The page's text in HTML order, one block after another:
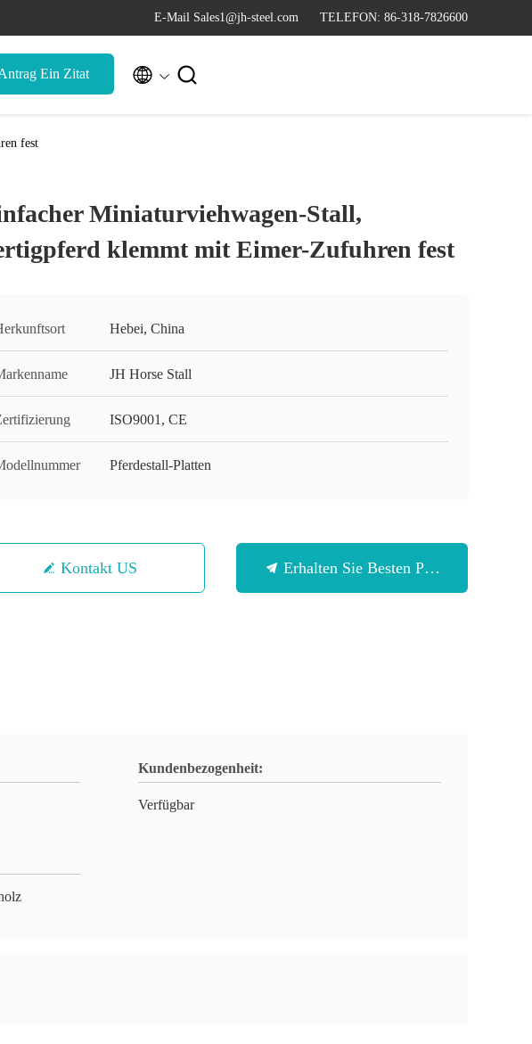
E-Mail Sales1@jh-steel.com TELEFON: 86-318-7826600
Ein Zitat  
fest
Miniaturviehwagen-Stall,
klemmt mit Eimer-Zufuhren fest
Hebei, China
JH Horse Stall
ISO9001, CE
Pferdestall-Platten
Kontakt US Erhalten Sie Besten Preis
Kundenbezogenheit:
Verfügbar